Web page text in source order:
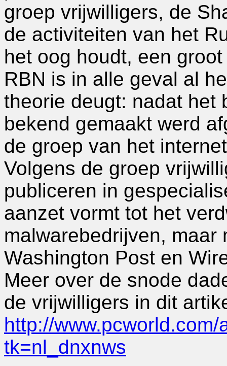
groep vrijwilligers, de
de activiteiten van het
het oog houdt, een
RBN is in alle geval al
theorie deugt: nadat het
bekend gemaakt werd
de groep van het
Volgens de groep
publiceren in
aanzet vormt tot het
malwarebedrijven, maar
Washington Post en
Meer over de snode
de vrijwilligers in dit
http://
tk=nl_dnxnws